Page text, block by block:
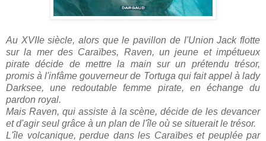
Au XVIIe siècle, alors que le pavillon de l'Union Jack flotte
sur la mer des Caraïbes, Raven, un jeune et impétueux
pirate décide de mettre la main sur un prétendu trésor,
promis à l'infâme gouverneur de Tortuga qui fait appel à lady
Darksee, une redoutable femme pirate, en échange du
pardon royal.
Mais Raven, qui assiste à la scène, décide de les devancer
et d'agir seul grâce à un plan de l'île où se situerait le trésor.
L'île volcanique, perdue dans les Caraïbes et peuplée par